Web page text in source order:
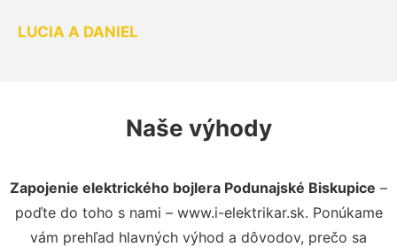
LUCIA A DANIEL
Naše výhody
Zapojenie elektrického bojlera Podunajské Biskupice –
poďte do toho s nami – www.i-elektrikar.sk. Ponúkame
vám prehľad hlavných výhod a dôvodov, prečo sa